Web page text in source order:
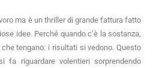
ma è un thriller di grande fattura fatto
idee. Perché quando c’è la sostanza,
tengano: i risultati si vedono. Questo
riguardare volentieri sorprendendo